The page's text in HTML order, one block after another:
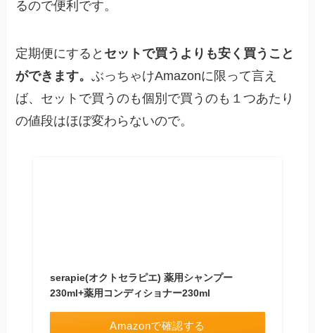
るので便利です。
定期便にすると セットで買うよりも安く買うこと
ができます。ぶっちゃけAmazonに限って言え
ば、セットで買うのも個別で買うのも１つあたり
の値段はほぼ変わらないので。
serapie(オクトセラピエ) 薬用シャンプー
230ml+薬用コンディショナー230ml
Amazonで確認する